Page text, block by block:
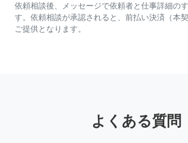
依頼相談後、メッセージで依頼者と仕事詳細の
す。依頼相談が承認されると、前払い決済（本
ご提供となります。
よくある質問